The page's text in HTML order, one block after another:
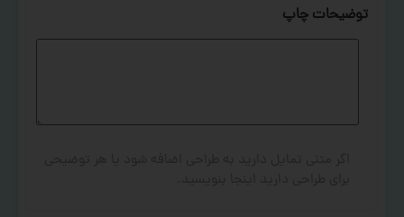
توضیحات چاپ